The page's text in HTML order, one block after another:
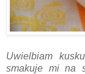
Uwielbiam
smakuje mi na